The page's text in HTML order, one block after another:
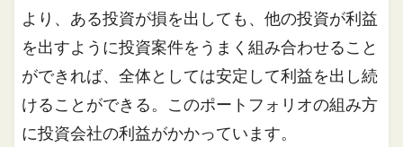
より、ある投資が損を出しても、他の投資が利益
を出すように投資案件をうまく組み合わせること
ができれば、全体としては安定して利益を出し続
けることができる。このポートフォリオの組み方
に投資会社の利益がかかっています。